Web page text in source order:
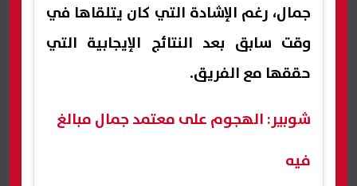
جمال، رغم الإشادة التي كان يتلقاها في
وقت سابق بعد النتائج الإيجابية التي
حققها مع الفريق.
شوبير: الهجوم على معتمد جمال مبالغ
فيه